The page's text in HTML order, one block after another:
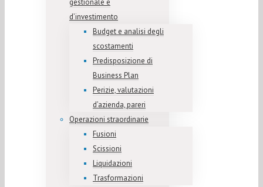
gestionale e
d’investimento
Budget e analisi degli
scostamenti
Predisposizione di
Business Plan
Perizie, valutazioni
d’azienda, pareri
Operazioni straordinarie
Fusioni
Scissioni
Liquidazioni
Trasformazioni